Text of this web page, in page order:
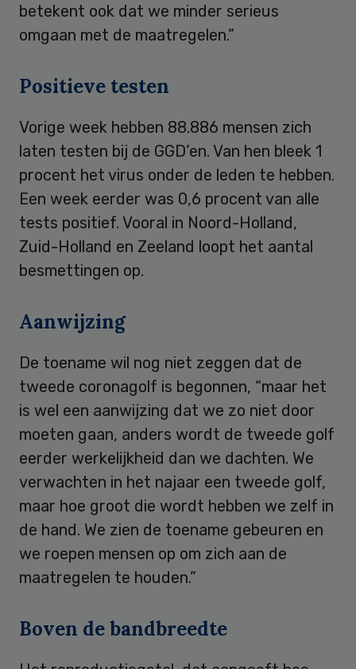
betekent ook dat we minder serieus
omgaan met de maatregelen.”
Positieve testen
Vorige week hebben 88.886 mensen zich
laten testen bij de GGD’en. Van hen bleek 1
procent het virus onder de leden te hebben.
Een week eerder was 0,6 procent van alle
tests positief. Vooral in Noord-Holland,
Zuid-Holland en Zeeland loopt het aantal
besmettingen op.
Aanwijzing
De toename wil nog niet zeggen dat de
tweede coronagolf is begonnen, “maar het
is wel een aanwijzing dat we zo niet door
moeten gaan, anders wordt de tweede golf
eerder werkelijkheid dan we dachten. We
verwachten in het najaar een tweede golf,
maar hoe groot die wordt hebben we zelf in
de hand. We zien de toename gebeuren en
we roepen mensen op om zich aan de
maatregelen te houden.”
Boven de bandbreedte